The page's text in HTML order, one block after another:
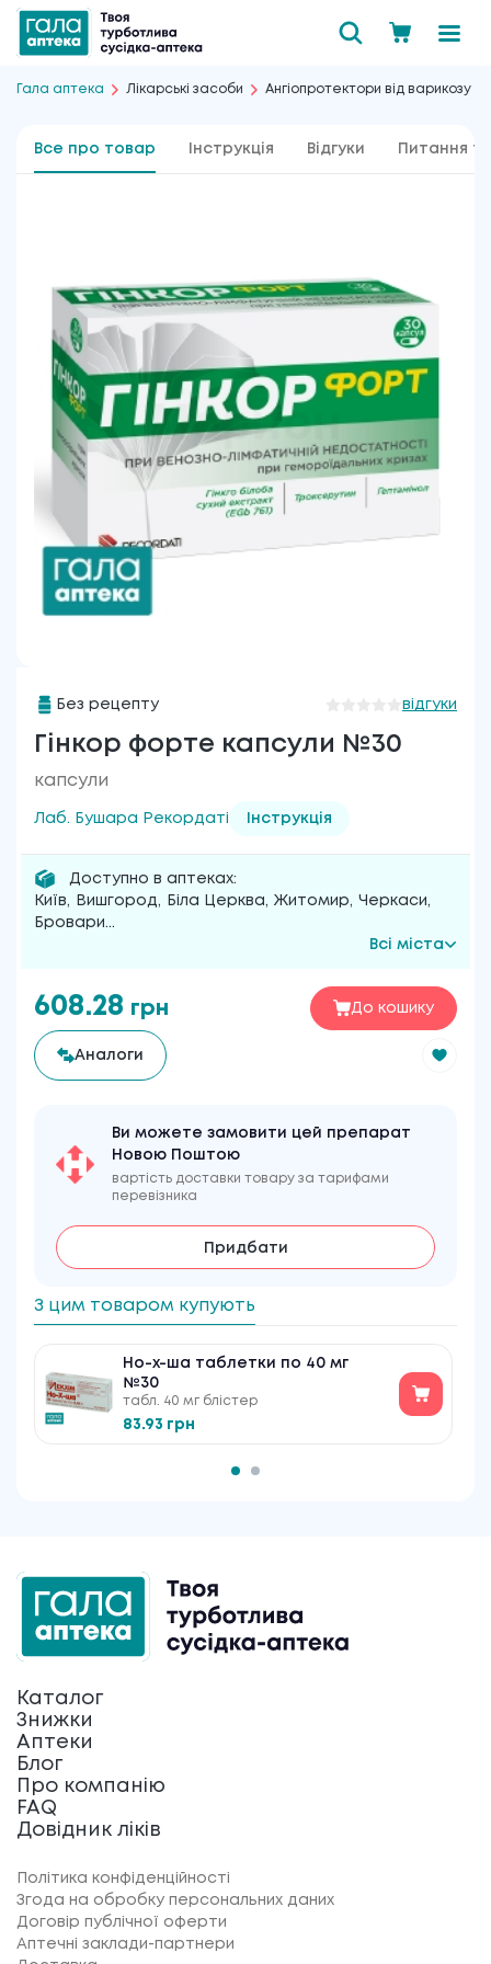
Гала аптека Лікарські засоби Ангіопротектори від варикозу і
Все про товар Інструкція Відгуки Питання та
Без рецепту відгуки
Гінкор форте капсули №30
капсули
Лаб. Бушара Рекордаті Інструкція
Доступно в аптеках:
Київ, Вишгород, Біла Церква, Житомир, Черкаси,
Бровари...
Всі міста
608.28 грн До кошику
Аналоги
Ви можете замовити цей препарат
Новою Поштою
вартість доставки товару за тарифами
перевізника
Придбати
З цим товаром купують
Но-х-ша таблетки по 40 мг
№30
табл. 40 мг блістер
83.93 грн
Каталог
Знижки
Аптеки
Блог
Про компанію
FAQ
Довідник ліків
Політика конфіденційності
Згода на обробку персональних даних
Договір публічної оферти
Аптечні заклади-партнери